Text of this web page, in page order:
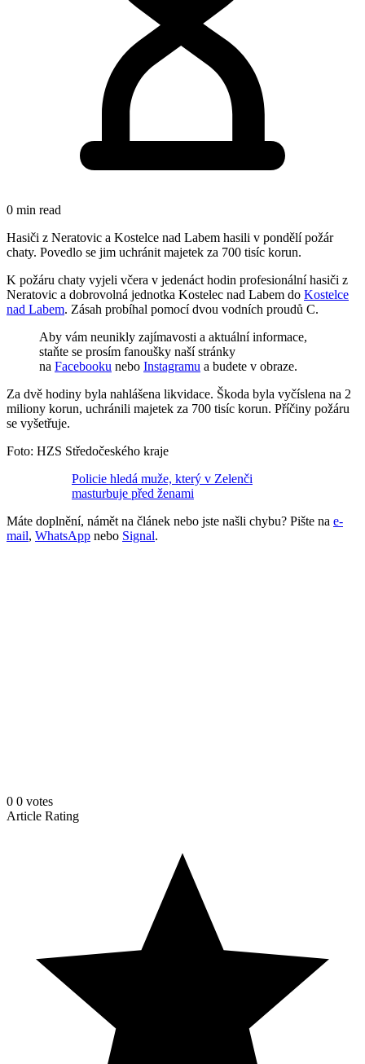
0 min read
Hasiči z Neratovic a Kostelce nad Labem hasili v pondělí požár
chaty. Povedlo se jim uchránit majetek za 700 tisíc korun.
K požáru chaty vyjeli včera v jedenáct hodin profesionální hasiči z
Neratovic a dobrovolná jednotka Kostelec nad Labem do Kostelce
nad Labem. Zásah probíhal pomocí dvou vodních proudů C.
Aby vám neunikly zajímavosti a aktuální informace,
staňte se prosím fanoušky naší stránky
na Facebooku nebo Instagramu a budete v obraze.
Za dvě hodiny byla nahlášena likvidace. Škoda byla vyčíslena na 2
miliony korun, uchránili majetek za 700 tisíc korun. Příčiny požáru
se vyšetřuje.
Foto: HZS Středočeského kraje
Policie hledá muže, který v Zelenči
masturbuje před ženami
Máte doplnění, námět na článek nebo jste našli chybu? Pište na e-
mail, WhatsApp nebo Signal.
0 0 votes
Article Rating